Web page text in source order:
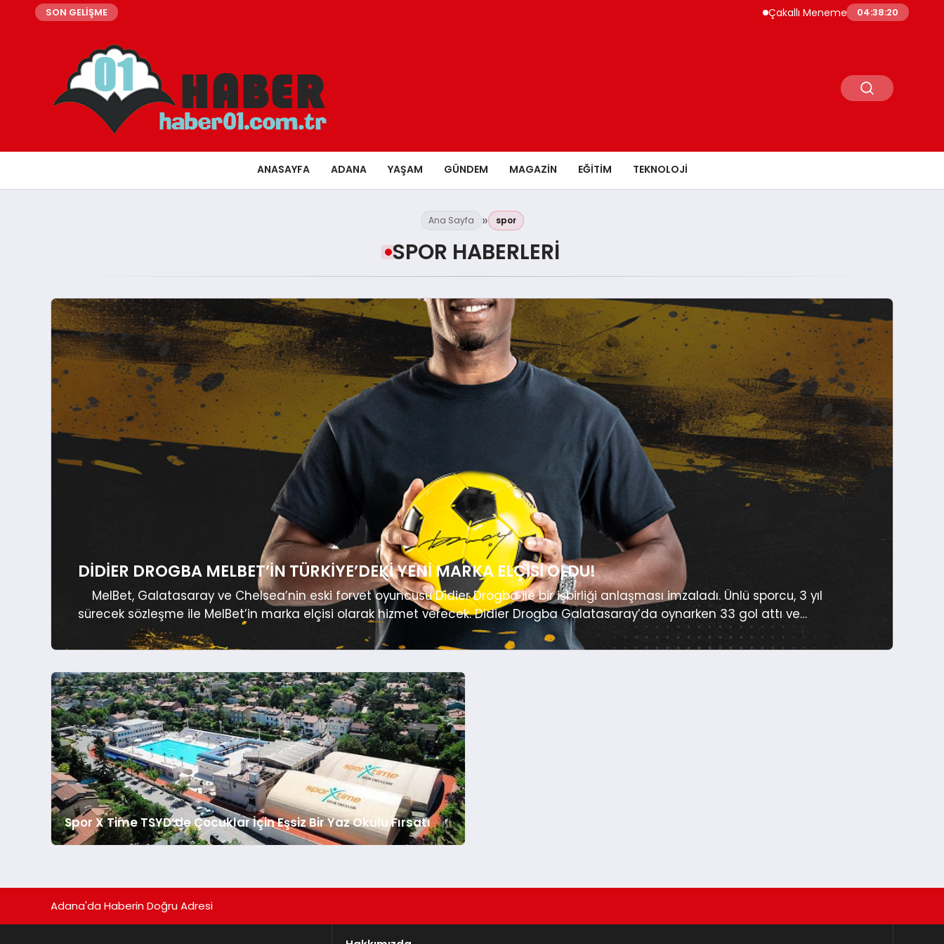
SON GELİŞME Çakallı Menemeni Rehberi: Nerede Yenir,
04:38:20
ANASAYFA ADANA YAŞAM GÜNDEM MAGAZIN EĞITIM TEKNOLOJI
Ana Sayfa spor
SPOR HABERLERI
DIDIER DROGBA MELBET’IN TÜRKIYE’DEKI YENI MARKA ELÇISI OLDU!
MelBet, Galatasaray ve Chelsea’nin eski forvet oyuncusu Didier Drogba ile bir işbirliği anlaşması imzaladı. Ünlü sporcu, 3 yıl
sürecek sözleşme ile MelBet’in marka elçisi olarak hizmet verecek. Didier Drogba Galatasaray’da oynarken 33 gol attı ve
Türkiye’de Süper Lig, Türkiye Kupası ve Türkiye Süper Kupasını kazandı. Chelsea ile İngiltere’de ve Şampiyonlar Ligi’nde kazandığı
zaferler...
Spor X Time TSYD’de Çocuklar İçin Eşsiz Bir Yaz Okulu Fırsatı
Adana'da Haberin Doğru Adresi